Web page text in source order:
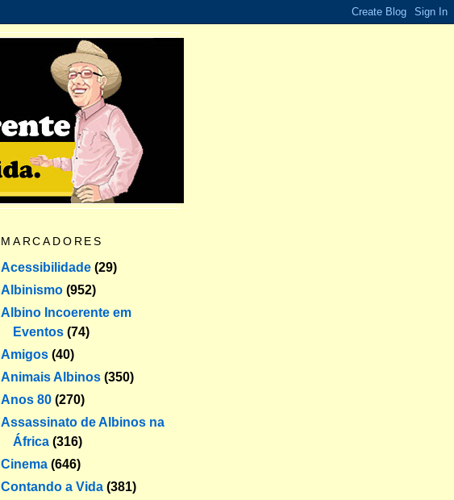
MARCADORES
Acessibilidade (29)
Albinismo (952)
Albino Incoerente em
Eventos (74)
Amigos (40)
Animais Albinos (350)
Anos 80 (270)
Assassinato de Albinos na
África (316)
Cinema (646)
Contando a Vida (381)